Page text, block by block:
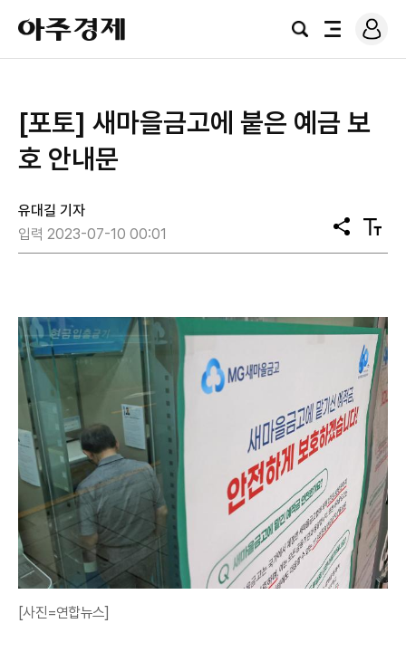
아
주
경
검
전
로
그
[포토] 새마을금고에 붙은 예금 보
호 안내문
유대길 기자
입력 2023-07-10 00:01
공
유
텍
스
[사진=연합뉴스]